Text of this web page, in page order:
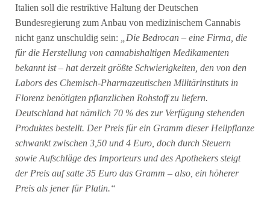
Italien soll die restriktive Haltung der Deutschen
Bundesregierung zum Anbau von medizinischem Cannabis
nicht ganz unschuldig sein: „Die Bedrocan – eine Firma, die
für die Herstellung von cannabishaltigen Medikamenten
bekannt ist – hat derzeit größte Schwierigkeiten, den von den
Labors des Chemisch-Pharmazeutischen Militärinstituts in
Florenz benötigten pflanzlichen Rohstoff zu liefern.
Deutschland hat nämlich 70 % des zur Verfügung stehenden
Produktes bestellt. Der Preis für ein Gramm dieser Heilpflanze
schwankt zwischen 3,50 und 4 Euro, doch durch Steuern
sowie Aufschläge des Importeurs und des Apothekers steigt
der Preis auf satte 35 Euro das Gramm – also, ein höherer
Preis als jener für Platin.“